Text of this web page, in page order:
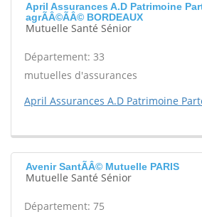
April Assurances A.D Patrimoine
agrÃÂ©ÃÂ© BORDEAUX
Mutuelle Santé Sénior
Département: 33
mutuelles d'assurances
April Assurances A.D Patrimoine
Avenir SantÃÂ© Mutuelle PARIS
Mutuelle Santé Sénior
Département: 75